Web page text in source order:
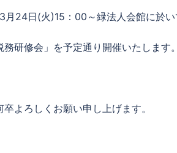
月24日(火)15：00～緑法人会館に於い
務研修会」を予定通り開催いたします
卒よろしくお願い申し上げます。